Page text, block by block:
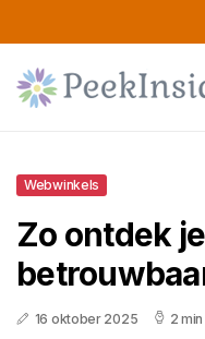
Webwinkels
Zo ontdek
16 oktober 2025 2